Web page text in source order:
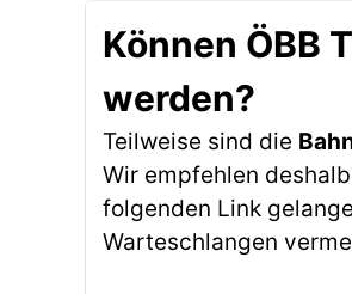
Können ÖBB
werden?
Teilweise sind die
Wir empfehlen
folgenden Link
Warteschlangen